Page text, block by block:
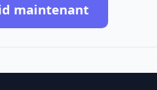
maintenant